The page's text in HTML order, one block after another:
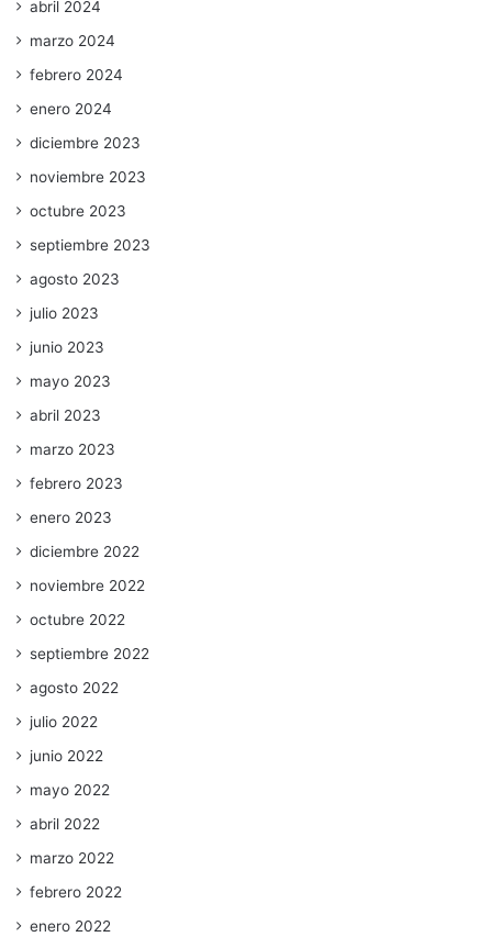
abril 2024
marzo 2024
febrero 2024
enero 2024
diciembre 2023
noviembre 2023
octubre 2023
septiembre 2023
agosto 2023
julio 2023
junio 2023
mayo 2023
abril 2023
marzo 2023
febrero 2023
enero 2023
diciembre 2022
noviembre 2022
octubre 2022
septiembre 2022
agosto 2022
julio 2022
junio 2022
mayo 2022
abril 2022
marzo 2022
febrero 2022
enero 2022